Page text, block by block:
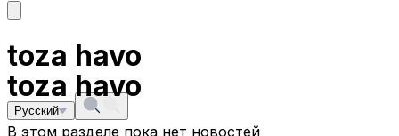
toza havo
Русский
toza havo
В этом разделе пока нет новостей